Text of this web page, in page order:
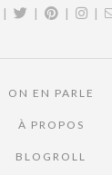
| | | |
ON EN PARLE
À PROPOS
BLOGROLL